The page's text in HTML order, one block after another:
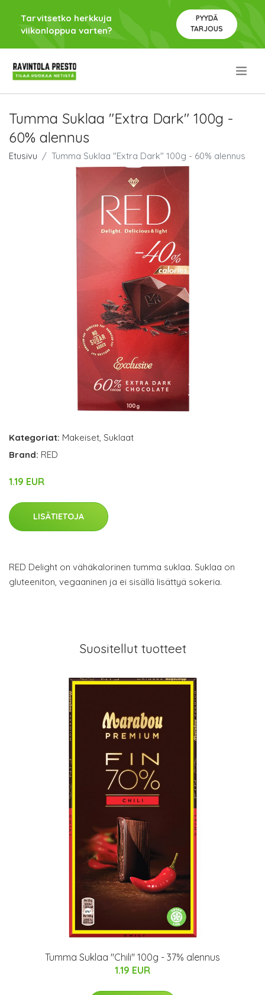
Tarvitsetko herkkuja
viikonloppua varten?
PYYDÄ
TARJOUS
Tumma Suklaa "Extra Dark" 100g -
60% alennus
Etusivu Tumma Suklaa "Extra Dark" 100g - 60% alennus
Kategoriat: Makeiset, Suklaat
Brand: RED
1.19 EUR
LISÄTIETOJA
RED Delight on vähäkalorinen tumma suklaa. Suklaa on
gluteeniton, vegaaninen ja ei sisällä lisättyä sokeria.
Suositellut tuotteet
Tumma Suklaa "Chili" 100g - 37% alennus
1.19 EUR